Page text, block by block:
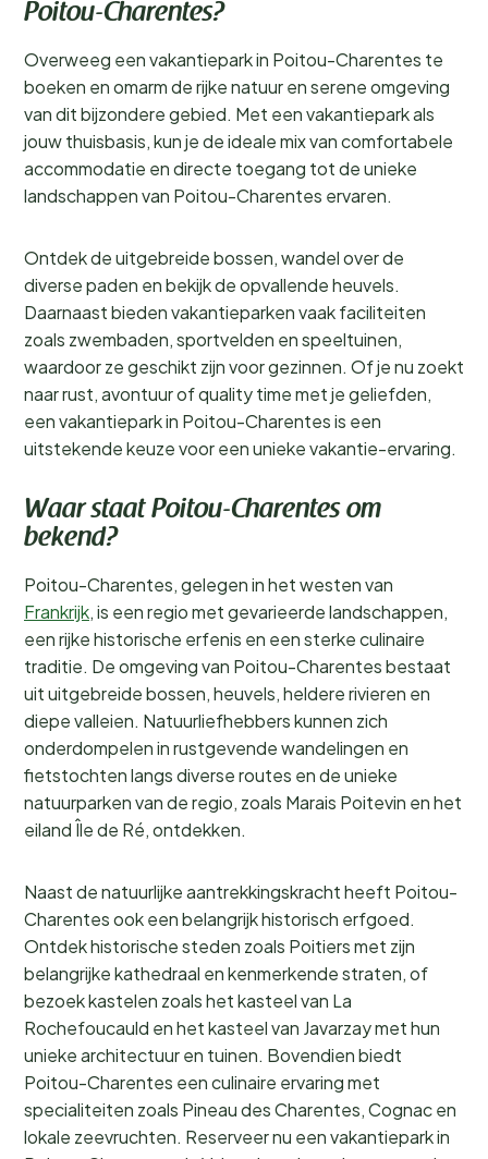
Poitou-Charentes?
Overweeg een vakantiepark in Poitou-Charentes te
boeken en omarm de rijke natuur en serene omgeving
van dit bijzondere gebied. Met een vakantiepark als
jouw thuisbasis, kun je de ideale mix van comfortabele
accommodatie en directe toegang tot de unieke
landschappen van Poitou-Charentes ervaren.
Ontdek de uitgebreide bossen, wandel over de
diverse paden en bekijk de opvallende heuvels.
Daarnaast bieden vakantieparken vaak faciliteiten
zoals zwembaden, sportvelden en speeltuinen,
waardoor ze geschikt zijn voor gezinnen. Of je nu zoekt
naar rust, avontuur of quality time met je geliefden,
een vakantiepark in Poitou-Charentes is een
uitstekende keuze voor een unieke vakantie-ervaring.
Waar staat Poitou-Charentes om
bekend?
Poitou-Charentes, gelegen in het westen van
Frankrijk, is een regio met gevarieerde landschappen,
een rijke historische erfenis en een sterke culinaire
traditie. De omgeving van Poitou-Charentes bestaat
uit uitgebreide bossen, heuvels, heldere rivieren en
diepe valleien. Natuurliefhebbers kunnen zich
onderdompelen in rustgevende wandelingen en
fietstochten langs diverse routes en de unieke
natuurparken van de regio, zoals Marais Poitevin en het
eiland Île de Ré, ontdekken.
Naast de natuurlijke aantrekkingskracht heeft Poitou-
Charentes ook een belangrijk historisch erfgoed.
Ontdek historische steden zoals Poitiers met zijn
belangrijke kathedraal en kenmerkende straten, of
bezoek kastelen zoals het kasteel van La
Rochefoucauld en het kasteel van Javarzay met hun
unieke architectuur en tuinen. Bovendien biedt
Poitou-Charentes een culinaire ervaring met
specialiteiten zoals Pineau des Charentes, Cognac en
lokale zeevruchten. Reserveer nu een vakantiepark in